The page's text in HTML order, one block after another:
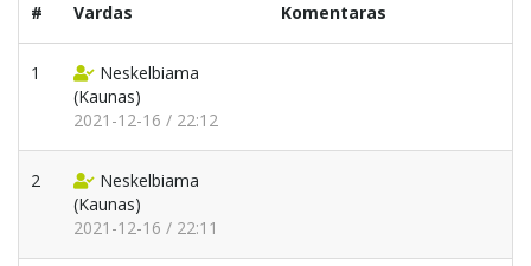
# Vardas Komentaras
1
Neskelbiama
(Kaunas)
2021-12-16 / 22:12
2
Neskelbiama
(Kaunas)
2021-12-16 / 22:11